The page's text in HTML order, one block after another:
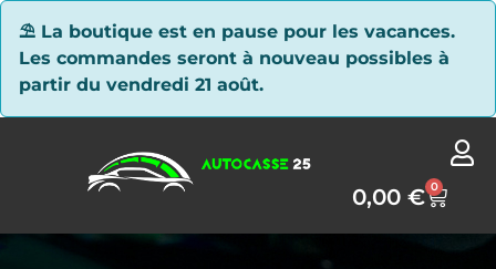
⛱ La boutique est en pause pour les vacances.
Les commandes seront à nouveau possibles à
partir du vendredi 21 août.
0,00€ 0
Panneau de gestion des cookies